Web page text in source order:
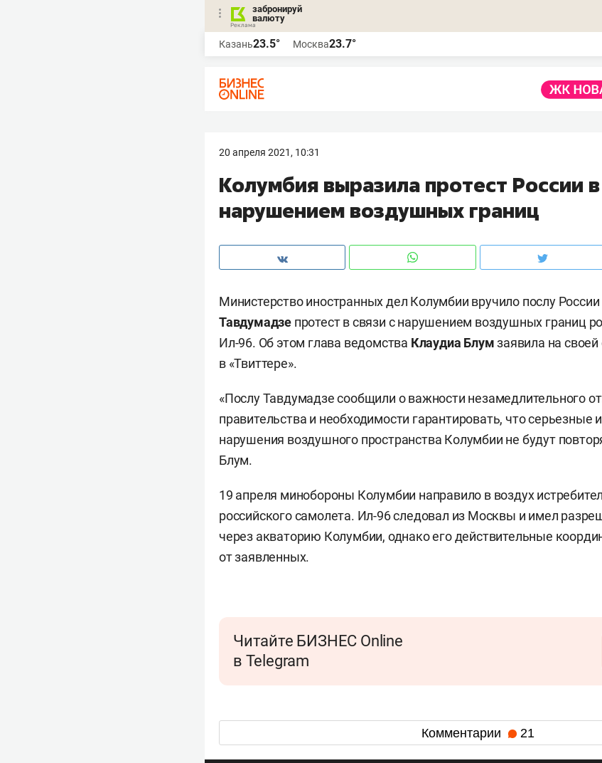
забронируй
валюту
Казань23.5° Москва23.7°
20 апреля 2021, 10:31
Колумбия выразила протест России в
нарушением воздушных границ
Министерство иностранных дел Колумбии вручило послу России
Тавдумадзе протест в связи с нарушением воздушных границ
Ил-96. Об этом глава ведомства Клаудиа Блумзаявила на своей
в «Твиттере».
«Послу Тавдумадзе сообщили о важности незамедлительного
правительства и необходимости гарантировать, что серьезные
нарушения воздушного пространства Колумбии не будут
Блум.
19 апреля минобороны Колумбии направило в воздух
российского самолета. Ил-96 следовал из Москвы и имел
через акваторию Колумбии, однако его действительные
от заявленных.
Читайте БИЗНЕС Online
в Telegram
Комментарии 21